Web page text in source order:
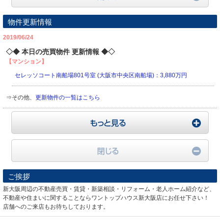
物件更新情報
2019/06/24
◇◆ 本日の売買物件 更新情報 ◆◇
【マンション】
セレッソコート南船場801号室 (大阪市中央区南船場)：3,880万円
⇒その他、 更新物件の一覧はこちら
ご挨拶
新大阪周辺の不動産売買・賃貸・新築相談・リフォーム・老人ホーム紹介など、
不動産や住まいに関することならワントップハウス新大阪店にお任せ下さい！
店舗へのご来店もお待ちしております。